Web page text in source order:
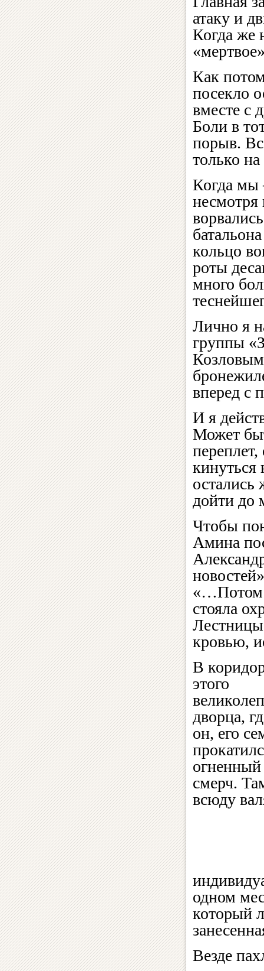
атаку и
Когда же
Как
посекло
вместе с
Боли в
порыв.
только
Когда
несмотря
кольцо
роты
много
Лично я
группы
вперед с
И я
Может
кинуться
дойти до
Чтобы
Амина
«…Потом
стояла
кровью,
В
этого
дворца,
он, его
огненный
смерч.
всюду
одном
который
Везде